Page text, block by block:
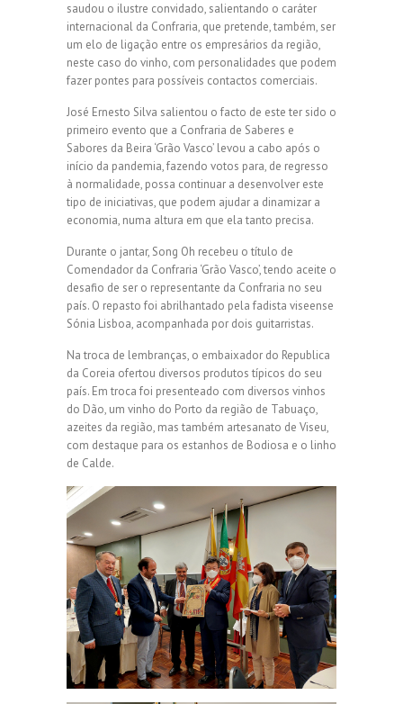
saudou o ilustre convidado, salientando o caráter
internacional da Confraria, que pretende, também, ser
um elo de ligação entre os empresários da região,
neste caso do vinho, com personalidades que podem
fazer pontes para possíveis contactos comerciais.
José Ernesto Silva salientou o facto de este ter sido o
primeiro evento que a Confraria de Saberes e
Sabores da Beira ‘Grão Vasco’ levou a cabo após o
início da pandemia, fazendo votos para, de regresso
à normalidade, possa continuar a desenvolver este
tipo de iniciativas, que podem ajudar a dinamizar a
economia, numa altura em que ela tanto precisa.
Durante o jantar, Song Oh recebeu o título de
Comendador da Confraria ‘Grão Vasco’, tendo aceite o
desafio de ser o representante da Confraria no seu
país. O repasto foi abrilhantado pela fadista viseense
Sónia Lisboa, acompanhada por dois guitarristas.
Na troca de lembranças, o embaixador do Republica
da Coreia ofertou diversos produtos típicos do seu
país. Em troca foi presenteado com diversos vinhos
do Dão, um vinho do Porto da região de Tabuaço,
azeites da região, mas também artesanato de Viseu,
com destaque para os estanhos de Bodiosa e o linho
de Calde.